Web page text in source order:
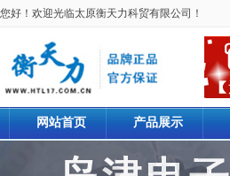
您好！欢迎光临太原衡天力科贸有限公司！
网站首页 产品展示